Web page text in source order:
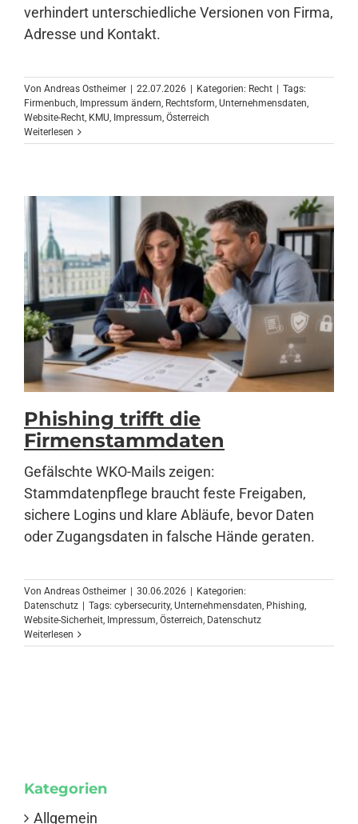
verhindert unterschiedliche Versionen von Firma,
Adresse und Kontakt.
Von Andreas Ostheimer | 22.07.2026 | Kategorien: Recht | Tags:
Firmenbuch, Impressum ändern, Rechtsform, Unternehmensdaten,
Website-Recht, KMU, Impressum, Österreich
Weiterlesen
Phishing trifft die
Firmenstammdaten
Gefälschte WKO-Mails zeigen:
Stammdatenpflege braucht feste Freigaben,
sichere Logins und klare Abläufe, bevor Daten
oder Zugangsdaten in falsche Hände geraten.
Von Andreas Ostheimer | 30.06.2026 | Kategorien:
Datenschutz | Tags: cybersecurity, Unternehmensdaten Phishing
Website-Sicherheit Impressum Österreich Datenschutz
Weiterlesen
Kategorien
Allgemein